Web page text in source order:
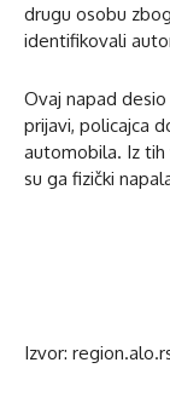
drugu osobu
identifikovali
Ovaj napad
prijavi, policajca
automobila. Iz
su ga fizički
Izvor: